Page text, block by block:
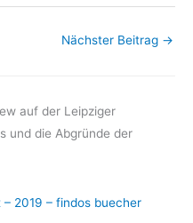
Nächster Beitrag →
auf der Leipziger
und die Abgründe der
– 2019 – findos buecher